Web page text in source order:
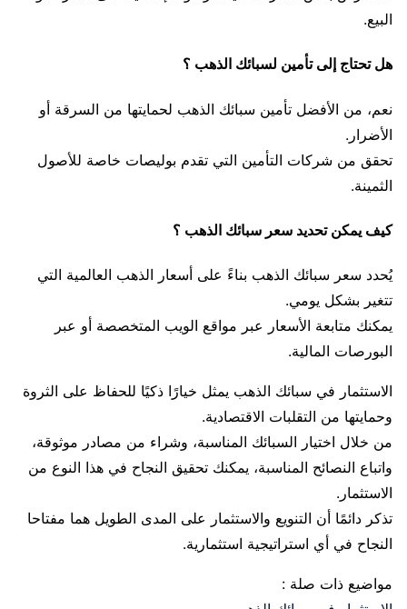
البيع.
هل تحتاج إلى تأمين لسبائك الذهب ؟
نعم، من الأفضل تأمين سبائك الذهب لحمايتها من السرقة أو
الأضرار.
تحقق من شركات التأمين التي تقدم بوليصات خاصة للأصول
الثمينة.
كيف يمكن تحديد سعر سبائك الذهب ؟
يُحدد سعر سبائك الذهب بناءً على أسعار الذهب العالمية التي
تتغير بشكل يومي.
يمكنك متابعة الأسعار عبر مواقع الويب المتخصصة أو عبر
البورصات المالية.
الاستثمار في سبائك الذهب يمثل خيارًا ذكيًا للحفاظ على الثروة
وحمايتها من التقلبات الاقتصادية.
من خلال اختيار السبائك المناسبة، وشراء من مصادر موثوقة،
واتباع النصائح المناسبة، يمكنك تحقيق النجاح في هذا النوع من
الاستثمار.
تذكر دائمًا أن التنويع والاستثمار على المدى الطويل هما مفتاحا
النجاح في أي استراتيجية استثمارية.
مواضيع ذات صلة :